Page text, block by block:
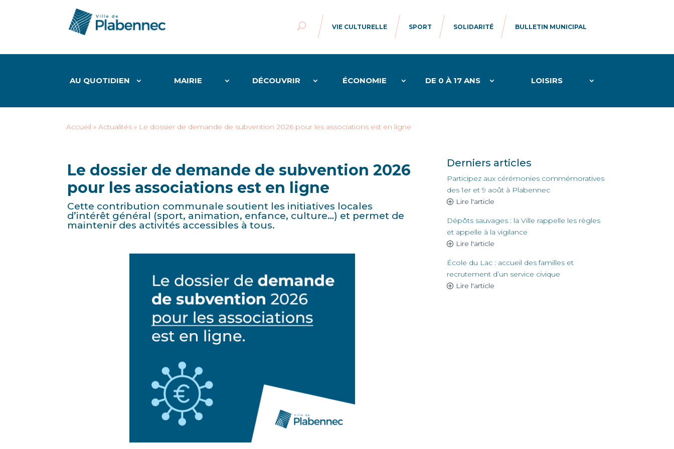
VIE CULTURELLE SPORT SOLIDARITÉ BULLETIN MUNICIPAL
AU QUOTIDIEN MAIRIE DÉCOUVRIR ÉCONOMIE DE 0 À 17 ANS LOISIRS
Accueil » Actualités » Le dossier de demande de subvention 2026 pour les associations est en ligne
Le dossier de demande de subvention 2026
pour les associations est en ligne
Cette contribution communale soutient les initiatives locales
d’intérêt général (sport, animation, enfance, culture…) et permet de
maintenir des activités accessibles à tous.
Derniers articles
Participez aux cérémonies commémoratives
des 1er et 9 août à Plabennec
Lire l'article
Dépôts sauvages : la Ville rappelle les règles
et appelle à la vigilance
Lire l'article
École du Lac : accueil des familles et
recrutement d’un service civique
Lire l'article